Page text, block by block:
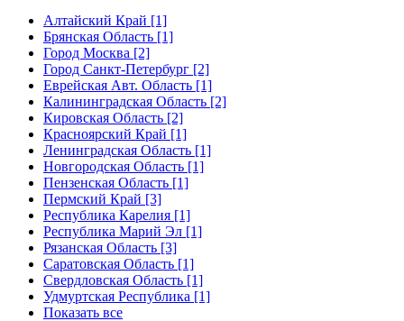
Алтайский Край [1]
Брянская Область [1]
Город Москва [2]
Город Санкт-Петербург [2]
Еврейская Авт. Область [1]
Калининградская Область [2]
Кировская Область [2]
Красноярский Край [1]
Ленинградская Область [1]
Новгородская Область [1]
Пензенская Область [1]
Пермский Край [3]
Республика Карелия [1]
Республика Марий Эл [1]
Рязанская Область [3]
Саратовская Область [1]
Свердловская Область [1]
Удмуртская Республика [1]
Показать все